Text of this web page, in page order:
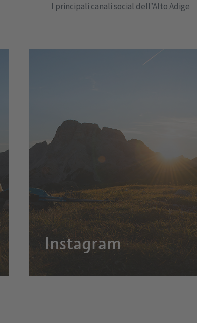
I principali canali social dell’Alto Adige
Instagram